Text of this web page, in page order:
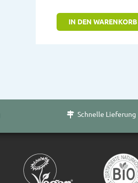
IN DEN WARENKORB
Schnelle Lieferung